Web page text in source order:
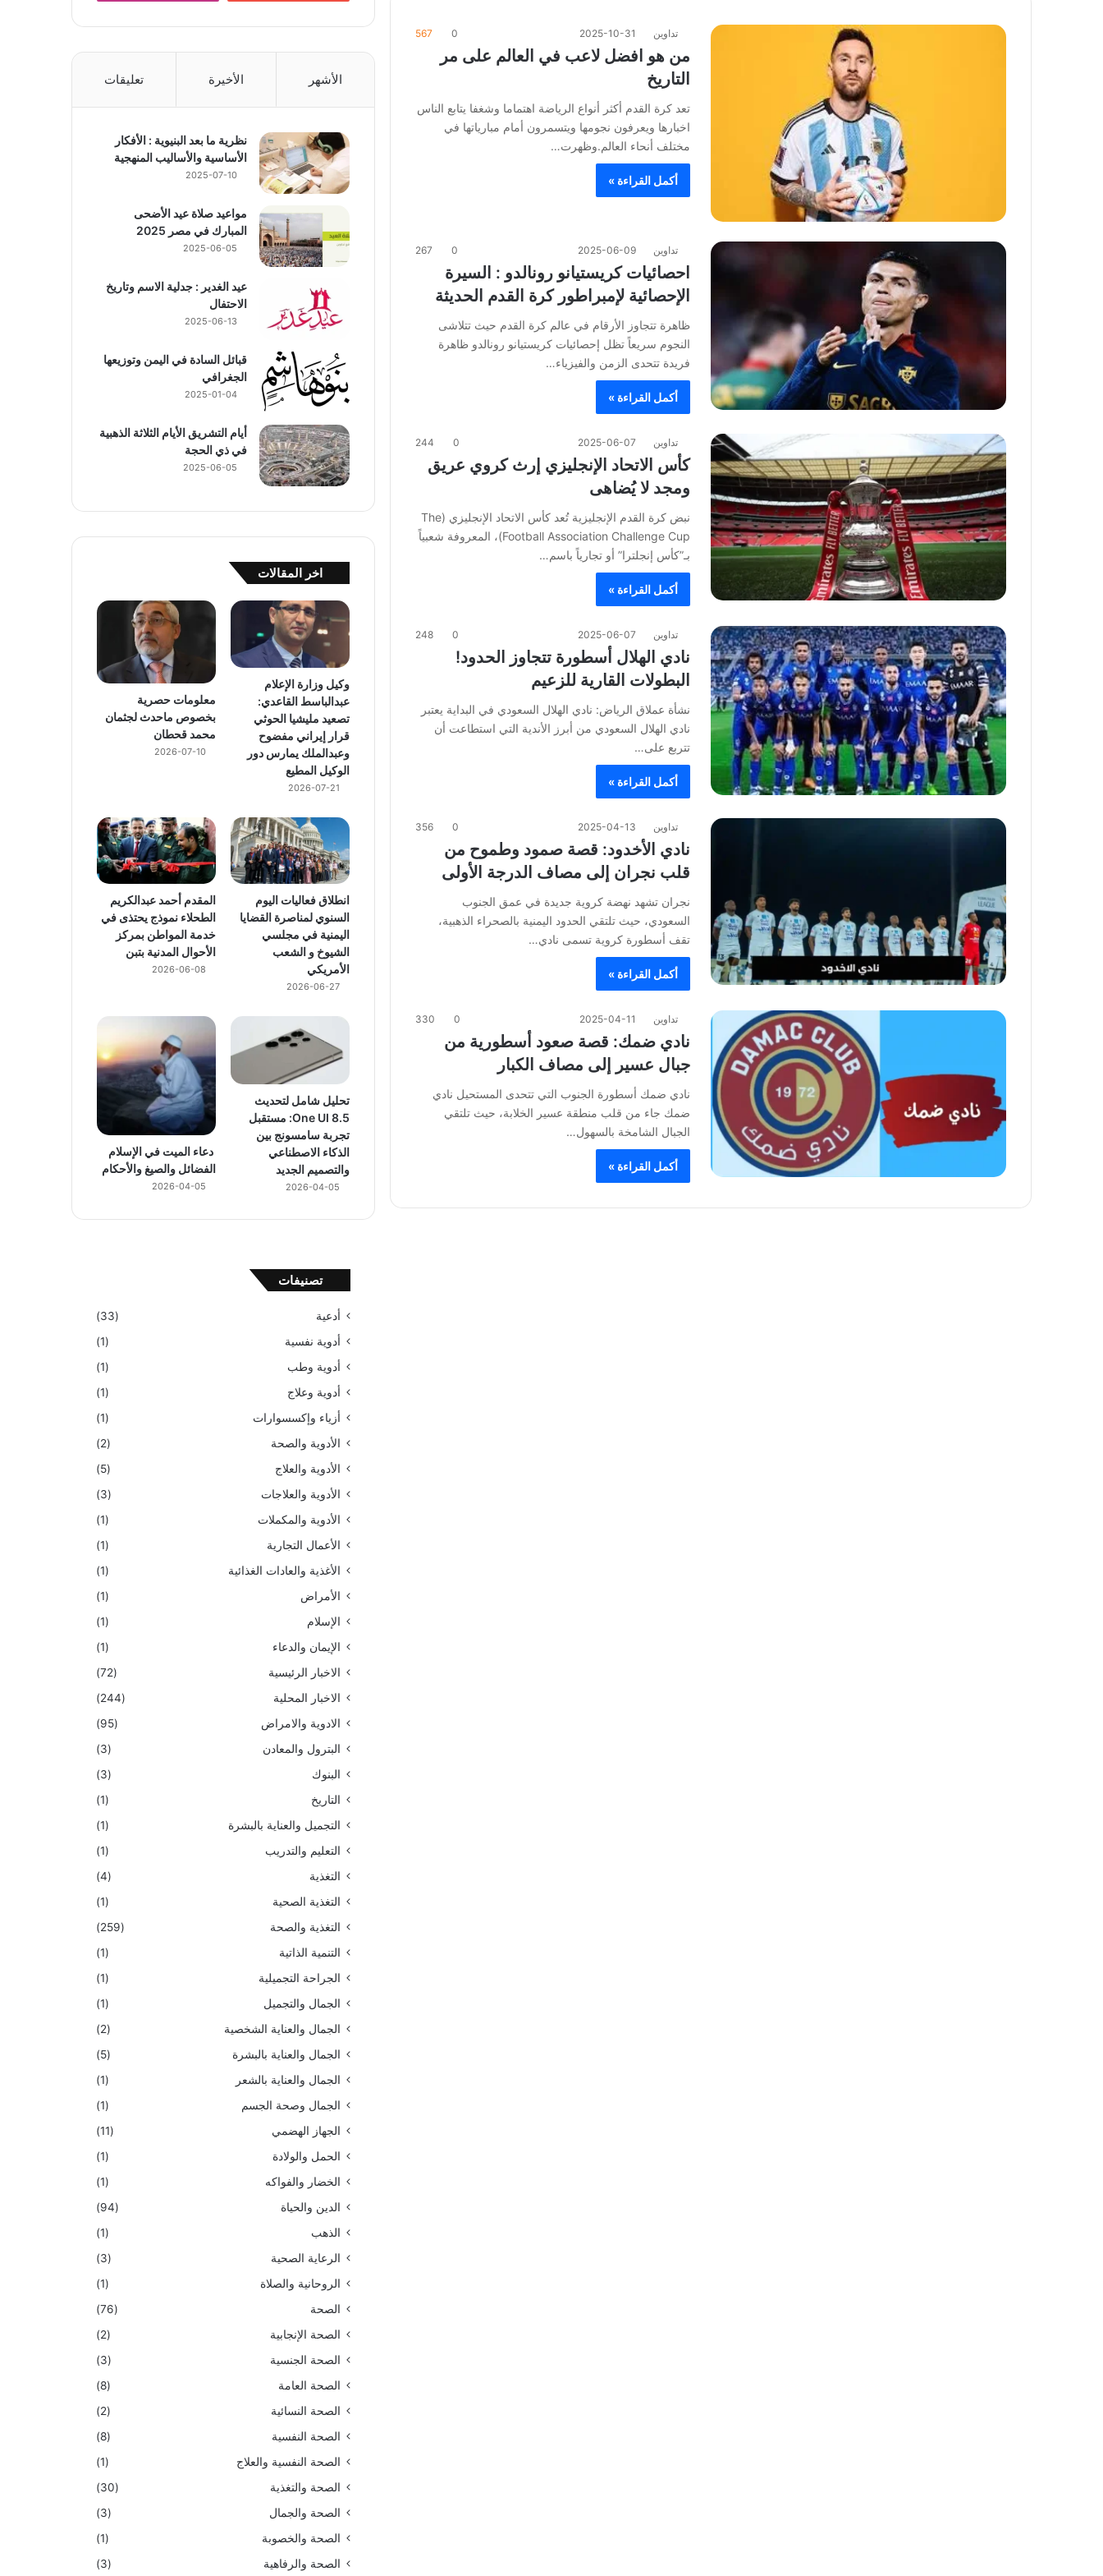
تداوين 2025-10-31
0
567
من هو افضل لاعب في العالم على مر
التاريخ
تعد كرة القدم أكثر أنواع الرياضة اهتماما وشغفا يتابع الناس
اخبارها ويعرفون نجومها ويتسمرون أمام مبارياتها في
مختلف أنحاء العالم.وظهرت…
أكمل القراءة »
تداوين 2025-06-09
0
267
احصائيات كريستيانو رونالدو : السيرة
الإحصائية لإمبراطور كرة القدم الحديثة
ظاهرة تتجاوز الأرقام في عالم كرة القدم حيث تتلاشى
النجوم سريعاً تظل إحصائيات كريستيانو رونالدو ظاهرة
فريدة تتحدى الزمن والفيزياء…
أكمل القراءة »
تداوين 2025-06-07
0
244
كأس الاتحاد الإنجليزي إرث كروي عريق
ومجد لا يُضاهى
نبض كرة القدم الإنجليزية تُعد كأس الاتحاد الإنجليزي (The
Football Association Challenge Cup)، المعروفة شعبياً
بـ”كأس إنجلترا” أو تجارياً باسم…
أكمل القراءة »
تداوين 2025-06-07
0
248
نادي الهلال أسطورة تتجاوز الحدود!
البطولات القارية للزعيم
نشأة عملاق الرياض: نادي الهلال السعودي في البداية يعتبر
نادي الهلال السعودي من أبرز الأندية التي استطاعت أن
تتربع على…
أكمل القراءة »
تداوين 2025-04-13
0
356
نادي الأخدود: قصة صمود وطموح من
قلب نجران إلى مصاف الدرجة الأولى
نجران تشهد نهضة كروية جديدة في عمق الجنوب
السعودي، حيث تلتقي الحدود اليمنية بالصحراء الذهبية،
تقف أسطورة كروية تسمى نادي…
أكمل القراءة »
تداوين 2025-04-11
0
330
نادي ضمك: قصة صعود أسطورية من
جبال عسير إلى مصاف الكبار
نادي ضمك أسطورة الجنوب التي تتحدى المستحيل نادي
ضمك جاء من قلب منطقة عسير الخلابة، حيث تلتقي
الجبال الشامخة بالسهول…
أكمل القراءة »
الأشهر الأخيرة تعليقات
نظرية ما بعد البنيوية : الأفكار
الأساسية والأساليب المنهجية
2025-07-10
مواعيد صلاة عيد الأضحى
المبارك في مصر 2025
2025-06-05
عيد الغدير : جدلية الاسم وتاريخ
الاحتفال
2025-06-13
قبائل السادة في اليمن وتوزيعها
الجغرافي
2025-01-04
أيام التشريق الأيام الثلاثة الذهبية
في ذي الحجة
2025-06-05
اخر المقالات
وكيل وزارة الإعلام
عبدالباسط القاعدي:
تصعيد مليشيا الحوثي
قرار إيراني مفضوح
وعبدالملك يمارس دور
الوكيل المطيع
2026-07-21
معلومات حصرية
بخصوص ماحدث لجثمان
محمد قحطان
2026-07-10
انطلاق فعاليات اليوم
السنوي لمناصرة القضايا
اليمنية في مجلسي
الشيوخ و الشعب
الأمريكي
2026-06-27
المقدم أحمد عبدالكريم
الطحلاء نموذج يحتذى في
خدمة المواطن بمركز
الأحوال المدنية بتبن
2026-06-08
تحليل شامل لتحديث
One UI 8.5: مستقبل
تجربة سامسونج بين
الذكاء الاصطناعي
والتصميم الجديد
2026-04-05
دعاء الميت في الإسلام
الفضائل والصيغ والأحكام
2026-04-05
تصنيفات
أدعية
(33)
أدوية نفسية
(1)
أدوية وطب
(1)
أدوية وعلاج
(1)
أزياء وإكسسوارات
(1)
الأدوية والصحة
(2)
الأدوية والعلاج
(5)
الأدوية والعلاجات
(3)
الأدوية والمكملات
(1)
الأعمال التجارية
(1)
الأغذية والعادات الغذائية
(1)
الأمراض
(1)
الإسلام
(1)
الإيمان والدعاء
(1)
الاخبار الرئيسية
(72)
الاخبار المحلية
(244)
الادوية والامراض
(95)
البترول والمعادن
(3)
البنوك
(3)
التاريخ
(1)
التجميل والعناية بالبشرة
(1)
التعليم والتدريب
(1)
التغذية
(4)
التغذية الصحية
(1)
التغذية والصحة
(259)
التنمية الذاتية
(1)
الجراحة التجميلية
(1)
الجمال والتجميل
(1)
الجمال والعناية الشخصية
(2)
الجمال والعناية بالبشرة
(5)
الجمال والعناية بالشعر
(1)
الجمال وصحة الجسم
(1)
الجهاز الهضمي
(11)
الحمل والولادة
(1)
الخضار والفواكه
(1)
الدين والحياة
(94)
الذهب
(1)
الرعاية الصحية
(3)
الروحانية والصلاة
(1)
الصحة
(76)
الصحة الإنجابية
(2)
الصحة الجنسية
(3)
الصحة العامة
(8)
الصحة النسائية
(2)
الصحة النفسية
(8)
الصحة النفسية والعلاج
(1)
الصحة والتغذية
(30)
الصحة والجمال
(3)
الصحة والخصوبة
(1)
الصحة والرفاهية
(3)